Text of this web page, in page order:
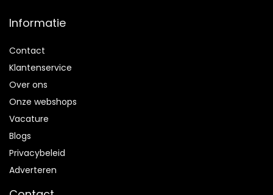
Informatie
Contact
Klantenservice
Over ons
Onze webshops
Vacature
Blogs
Privacybeleid
Adverteren